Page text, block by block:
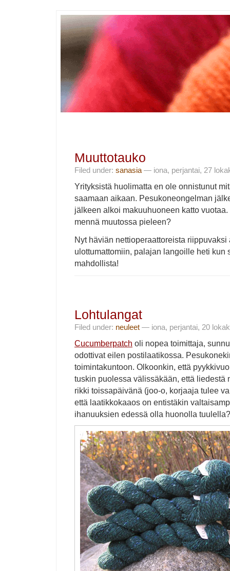
Muuttotauko
Filed under: sanasia — iona, perjantai, 27
Yrityksistä huolimatta en ole onnistunut
saamaan aikaan. Pesukoneongelman
jälkeen alkoi makuuhuoneen katto
mennä muutossa pieleen?
Nyt häviän nettioperaattoreista riippuvaksi
ulottumattomiin, palajan langoille heti kun
mahdollista!
Lohtulangat
Filed under: neuleet — iona, perjantai, 20
Cucumberpatch oli nopea toimittaja,
odottivat eilen postilaatikossa.
toimintakuntoon. Olkoonkin, että
tuskin puolessa välissäkään, että liedestä
rikki toissapäivänä (joo-o, korjaaja tulee
että laatikkokaaos on entistäkin
ihanuuksien edessä olla huonolla tuulella?